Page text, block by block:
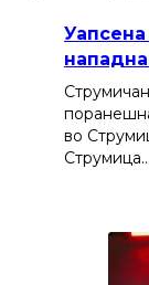
во
Струмица…